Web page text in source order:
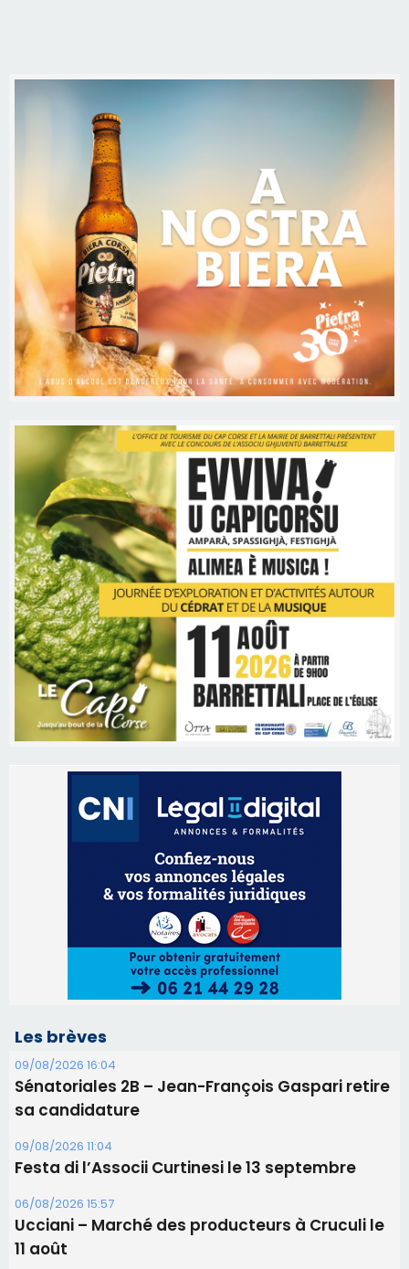
Les brèves
09/08/2026 16:04
Sénatoriales 2B – Jean-François Gaspari retire
sa candidature
09/08/2026 11:04
Festa di l’Associi Curtinesi le 13 septembre
06/08/2026 15:57
Ucciani – Marché des producteurs à Cruculi le
11 août